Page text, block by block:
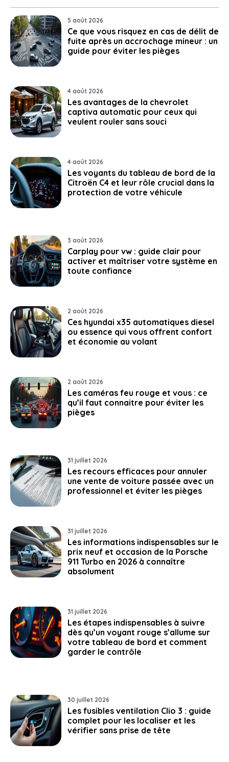
5 août 2026
Ce que vous risquez en cas de délit de
fuite après un accrochage mineur : un
guide pour éviter les pièges
4 août 2026
Les avantages de la chevrolet
captiva automatic pour ceux qui
veulent rouler sans souci
4 août 2026
Les voyants du tableau de bord de la
Citroën C4 et leur rôle crucial dans la
protection de votre véhicule
3 août 2026
Carplay pour vw : guide clair pour
activer et maîtriser votre système en
toute confiance
2 août 2026
Ces hyundai x35 automatiques diesel
ou essence qui vous offrent confort
et économie au volant
2 août 2026
Les caméras feu rouge et vous : ce
qu’il faut connaitre pour éviter les
pièges
31 juillet 2026
Les recours efficaces pour annuler
une vente de voiture passée avec un
professionnel et éviter les pièges
31 juillet 2026
Les informations indispensables sur le
prix neuf et occasion de la Porsche
911 Turbo en 2026 à connaître
absolument
31 juillet 2026
Les étapes indispensables à suivre
dès qu’un voyant rouge s’allume sur
votre tableau de bord et comment
garder le contrôle
30 juillet 2026
Les fusibles ventilation Clio 3 : guide
complet pour les localiser et les
vérifier sans prise de tête